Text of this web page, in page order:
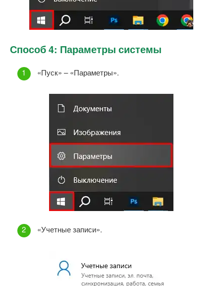
Способ 4: Параметры системы
«Пуск» – «Параметры».
«Учетные записи».